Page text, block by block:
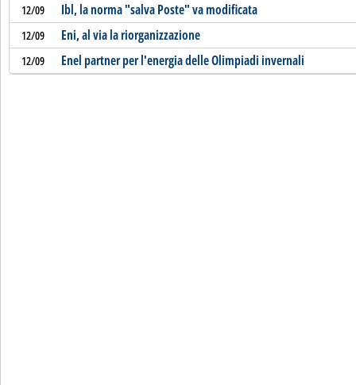
12/09 Ibl, la norma "salva Poste" va modificata
12/09 Eni, al via la riorganizzazione
12/09 Enel partner per l'energia delle Olimpiadi invernali